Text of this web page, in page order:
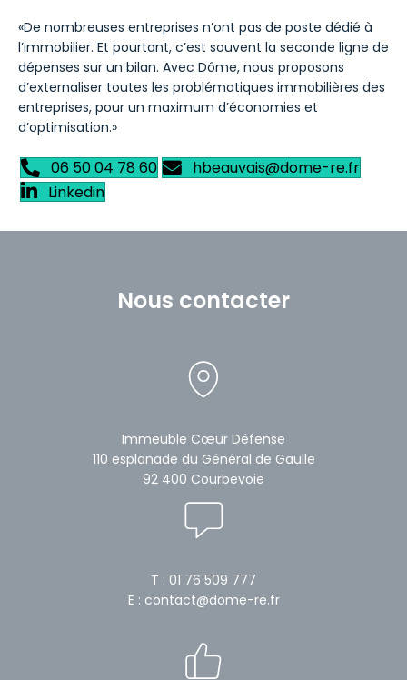
«De nombreuses entreprises n’ont pas de poste dédié à
l’immobilier. Et pourtant, c’est souvent la seconde ligne de
dépenses sur un bilan. Avec Dôme, nous proposons
d’externaliser toutes les problématiques immobilières des
entreprises, pour un maximum d’économies et
d’optimisation.»
06 50 04 78 60
hbeauvais@dome-re.fr
Linkedin
Nous contacter
Immeuble Cœur Défense
110 esplanade du Général de Gaulle
92 400 Courbevoie
T : 01 76 509 777
E : contact@dome-re.fr